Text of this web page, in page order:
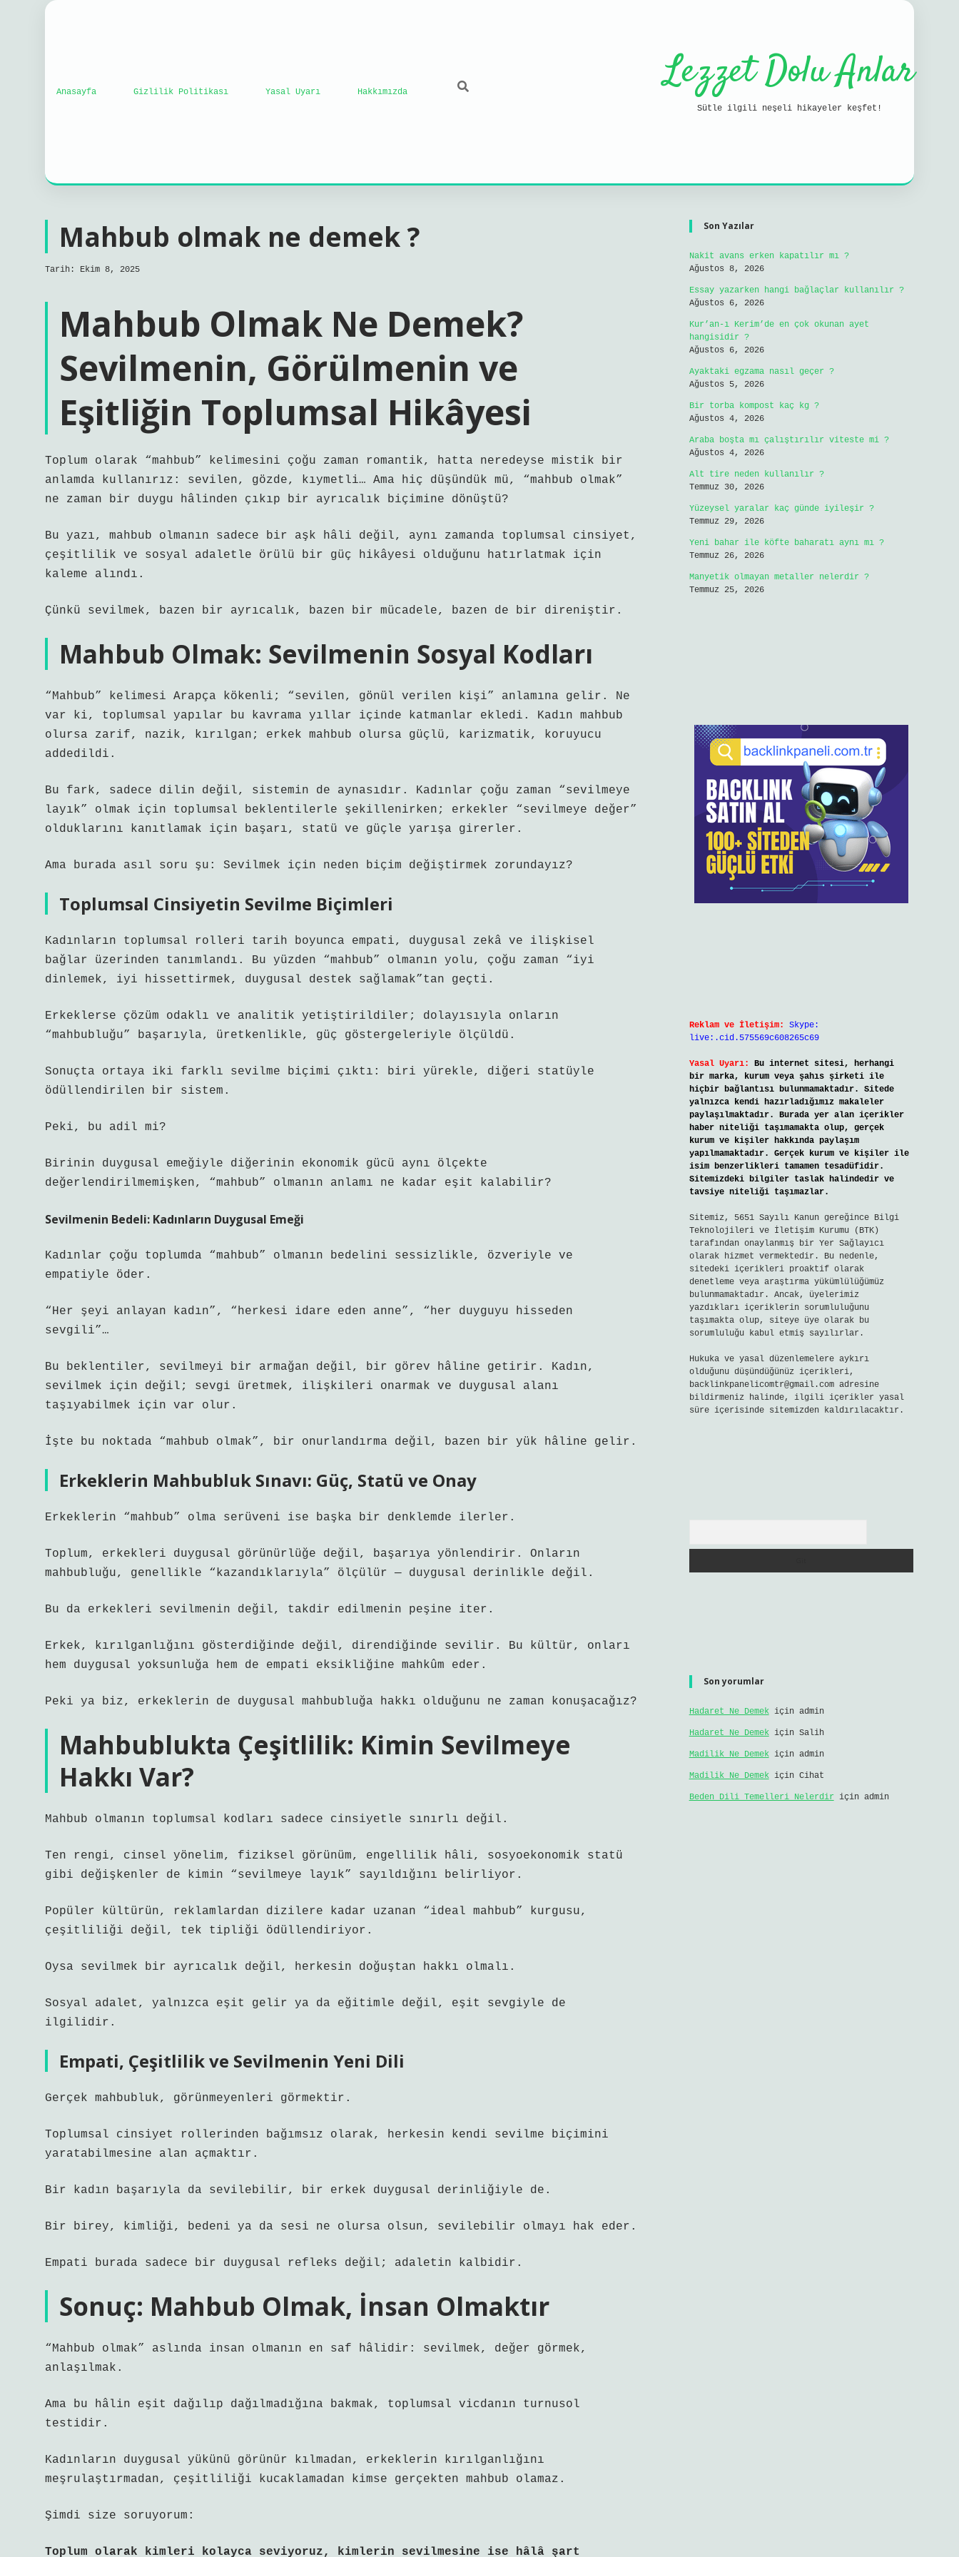
Anasayfa Gizlilik Politikası Yasal Uyarı Hakkımızda Lezzet Dolu Anlar
Sütle ilgili neşeli hikayeler keşfet!
Mahbub olmak ne demek ?
Tarih: Ekim 8, 2025
Mahbub Olmak Ne Demek?
Sevilmenin, Görülmenin ve
Eşitliğin Toplumsal Hikâyesi
Toplum olarak “mahbub” kelimesini çoğu zaman romantik, hatta neredeyse mistik bir
anlamda kullanırız: sevilen, gözde, kıymetli… Ama hiç düşündük mü, “mahbub olmak”
ne zaman bir duygu hâlinden çıkıp bir ayrıcalık biçimine dönüştü?
Bu yazı, mahbub olmanın sadece bir aşk hâli değil, aynı zamanda toplumsal cinsiyet,
çeşitlilik ve sosyal adaletle örülü bir güç hikâyesi olduğunu hatırlatmak için
kaleme alındı.
Çünkü sevilmek, bazen bir ayrıcalık, bazen bir mücadele, bazen de bir direniştir.
Mahbub Olmak: Sevilmenin Sosyal Kodları
“Mahbub” kelimesi Arapça kökenli; “sevilen, gönül verilen kişi” anlamına gelir. Ne
var ki, toplumsal yapılar bu kavrama yıllar içinde katmanlar ekledi. Kadın mahbub
olursa zarif, nazik, kırılgan; erkek mahbub olursa güçlü, karizmatik, koruyucu
addedildi.
Bu fark, sadece dilin değil, sistemin de aynasıdır. Kadınlar çoğu zaman “sevilmeye
layık” olmak için toplumsal beklentilerle şekillenirken; erkekler “sevilmeye değer”
olduklarını kanıtlamak için başarı, statü ve güçle yarışa girerler.
Ama burada asıl soru şu: Sevilmek için neden biçim değiştirmek zorundayız?
Toplumsal Cinsiyetin Sevilme Biçimleri
Kadınların toplumsal rolleri tarih boyunca empati, duygusal zekâ ve ilişkisel
bağlar üzerinden tanımlandı. Bu yüzden “mahbub” olmanın yolu, çoğu zaman “iyi
dinlemek, iyi hissettirmek, duygusal destek sağlamak”tan geçti.
Erkeklerse çözüm odaklı ve analitik yetiştirildiler; dolayısıyla onların
“mahbubluğu” başarıyla, üretkenlikle, güç göstergeleriyle ölçüldü.
Sonuçta ortaya iki farklı sevilme biçimi çıktı: biri yürekle, diğeri statüyle
ödüllendirilen bir sistem.
Peki, bu adil mi?
Birinin duygusal emeğiyle diğerinin ekonomik gücü aynı ölçekte
değerlendirilmemişken, “mahbub” olmanın anlamı ne kadar eşit kalabilir?
Sevilmenin Bedeli: Kadınların Duygusal Emeği
Kadınlar çoğu toplumda “mahbub” olmanın bedelini sessizlikle, özveriyle ve
empatiyle öder.
“Her şeyi anlayan kadın”, “herkesi idare eden anne”, “her duyguyu hisseden
sevgili”…
Bu beklentiler, sevilmeyi bir armağan değil, bir görev hâline getirir. Kadın,
sevilmek için değil; sevgi üretmek, ilişkileri onarmak ve duygusal alanı
taşıyabilmek için var olur.
İşte bu noktada “mahbub olmak”, bir onurlandırma değil, bazen bir yük hâline gelir.
Erkeklerin Mahbubluk Sınavı: Güç, Statü ve Onay
Erkeklerin “mahbub” olma serüveni ise başka bir denklemde ilerler.
Toplum, erkekleri duygusal görünürlüğe değil, başarıya yönlendirir. Onların
mahbubluğu, genellikle “kazandıklarıyla” ölçülür — duygusal derinlikle değil.
Bu da erkekleri sevilmenin değil, takdir edilmenin peşine iter.
Erkek, kırılganlığını gösterdiğinde değil, direndiğinde sevilir. Bu kültür, onları
hem duygusal yoksunluğa hem de empati eksikliğine mahkûm eder.
Peki ya biz, erkeklerin de duygusal mahbubluğa hakkı olduğunu ne zaman konuşacağız?
Mahbublukta Çeşitlilik: Kimin Sevilmeye
Hakkı Var?
Mahbub olmanın toplumsal kodları sadece cinsiyetle sınırlı değil.
Ten rengi, cinsel yönelim, fiziksel görünüm, engellilik hâli, sosyoekonomik statü
gibi değişkenler de kimin “sevilmeye layık” sayıldığını belirliyor.
Popüler kültürün, reklamlardan dizilere kadar uzanan “ideal mahbub” kurgusu,
çeşitliliği değil, tek tipliği ödüllendiriyor.
Oysa sevilmek bir ayrıcalık değil, herkesin doğuştan hakkı olmalı.
Sosyal adalet, yalnızca eşit gelir ya da eğitimle değil, eşit sevgiyle de
ilgilidir.
Empati, Çeşitlilik ve Sevilmenin Yeni Dili
Gerçek mahbubluk, görünmeyenleri görmektir.
Toplumsal cinsiyet rollerinden bağımsız olarak, herkesin kendi sevilme biçimini
yaratabilmesine alan açmaktır.
Bir kadın başarıyla da sevilebilir, bir erkek duygusal derinliğiyle de.
Bir birey, kimliği, bedeni ya da sesi ne olursa olsun, sevilebilir olmayı hak eder.
Empati burada sadece bir duygusal refleks değil; adaletin kalbidir.
Sonuç: Mahbub Olmak, İnsan Olmaktır
“Mahbub olmak” aslında insan olmanın en saf hâlidir: sevilmek, değer görmek,
anlaşılmak.
Ama bu hâlin eşit dağılıp dağılmadığına bakmak, toplumsal vicdanın turnusol
testidir.
Kadınların duygusal yükünü görünür kılmadan, erkeklerin kırılganlığını
meşrulaştırmadan, çeşitliliği kucaklamadan kimse gerçekten mahbub olamaz.
Şimdi size soruyorum:
Toplum olarak kimleri kolayca seviyoruz, kimlerin sevilmesine ise hâlâ şart
Sidebar
Son Yazılar
Nakit avans erken kapatılır mı ?
Ağustos 8, 2026
Essay yazarken hangi bağlaçlar kullanılır ?
Ağustos 6, 2026
Kur’an-ı Kerim’de en çok okunan ayet
hangisidir ?
Ağustos 6, 2026
Ayaktaki egzama nasıl geçer ?
Ağustos 5, 2026
Bir torba kompost kaç kg ?
Ağustos 4, 2026
Araba boşta mı çalıştırılır viteste mi ?
Ağustos 4, 2026
Alt tire neden kullanılır ?
Temmuz 30, 2026
Yüzeysel yaralar kaç günde iyileşir ?
Temmuz 29, 2026
Yeni bahar ile köfte baharatı aynı mı ?
Temmuz 26, 2026
Manyetik olmayan metaller nelerdir ?
Temmuz 25, 2026
Reklam ve İletişim:
Skype:
live:.cid.575569c608265c69
Yasal Uyarı:
Bu internet sitesi, herhangi
bir marka, kurum veya şahıs şirketi ile
hiçbir bağlantısı bulunmamaktadır. Sitede
yalnızca kendi hazırladığımız makaleler
paylaşılmaktadır. Burada yer alan içerikler
haber niteliği taşımamakta olup, gerçek
kurum ve kişiler hakkında paylaşım
yapılmamaktadır. Gerçek kurum ve kişiler ile
isim benzerlikleri tamamen tesadüfidir.
Sitemizdeki bilgiler taslak halindedir ve
tavsiye niteliği taşımazlar.
Sitemiz, 5651 Sayılı Kanun gereğince Bilgi
Teknolojileri ve İletişim Kurumu (BTK)
tarafından onaylanmış bir Yer Sağlayıcı
olarak hizmet vermektedir. Bu nedenle,
sitedeki içerikleri proaktif olarak
denetleme veya araştırma yükümlülüğümüz
bulunmamaktadır. Ancak, üyelerimiz
yazdıkları içeriklerin sorumluluğunu
taşımakta olup, siteye üye olarak bu
sorumluluğu kabul etmiş sayılırlar.
Hukuka ve yasal düzenlemelere aykırı
olduğunu düşündüğünüz içerikleri,
backlinkpanelicomtr@gmail.comadresine
bildirmeniz halinde, ilgili içerikler yasal
süre içerisinde sitemizden kaldırılacaktır.
Son yorumlar
Hadaret Ne Demekiçin admin
Hadaret Ne Demekiçin Salih
Madilik Ne Demekiçin admin
Madilik Ne Demekiçin Cihat
Beden Dili Temelleri Nelerdir için admin